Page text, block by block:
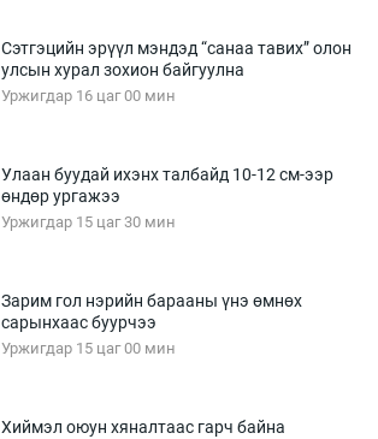
Сэтгэцийн эрүүл мэндэд “санаа тавих” олон
улсын хурал зохион байгуулна
Уржигдар 16 цаг 00 мин
Улаан буудай ихэнх талбайд 10-12 см-ээр
өндөр ургажээ
Уржигдар 15 цаг 30 мин
Зарим гол нэрийн барааны үнэ өмнөх
сарынхаас буурчээ
Уржигдар 15 цаг 00 мин
Хиймэл оюун хяналтаас гарч байна